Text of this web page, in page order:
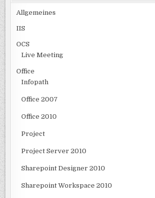
Allgemeines
IIS
OCS
Live Meeting
Office
Infopath
Office 2007
Office 2010
Project
Project Server 2010
Sharepoint Designer 2010
Sharepoint Workspace 2010